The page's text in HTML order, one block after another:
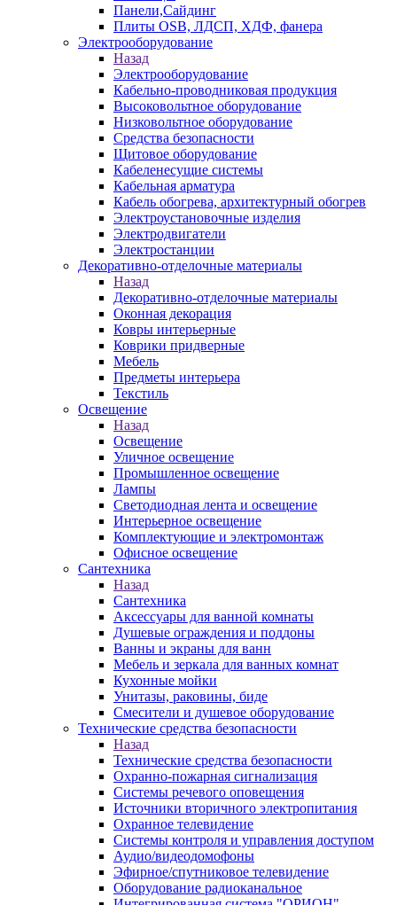
Панели,Сайдинг
Плиты OSB, ЛДСП, ХДФ, фанера
Электрооборудование
Назад
Электрооборудование
Кабельно-проводниковая продукция
Высоковольтное оборудование
Низковольтное оборудование
Средства безопасности
Щитовое оборудование
Кабеленесущие системы
Кабельная арматура
Кабель обогрева, архитектурный обогрев
Электроустановочные изделия
Электродвигатели
Электростанции
Декоративно-отделочные материалы
Назад
Декоративно-отделочные материалы
Оконная декорация
Ковры интерьерные
Коврики придверные
Мебель
Предметы интерьера
Текстиль
Освещение
Назад
Освещение
Уличное освещение
Промышленное освещение
Лампы
Светодиодная лента и освещение
Интерьерное освещение
Комплектующие и электромонтаж
Офисное освещение
Сантехника
Назад
Сантехника
Аксессуары для ванной комнаты
Душевые ограждения и поддоны
Ванны и экраны для ванн
Мебель и зеркала для ванных комнат
Кухонные мойки
Унитазы, раковины, биде
Смесители и душевое оборудование
Технические средства безопасности
Назад
Технические средства безопасности
Охранно-пожарная сигнализация
Системы речевого оповещения
Источники вторичного электропитания
Охранное телевидение
Системы контроля и управления доступом
Аудио/видеодомофоны
Эфирное/спутниковое телевидение
Оборудование радиоканальное